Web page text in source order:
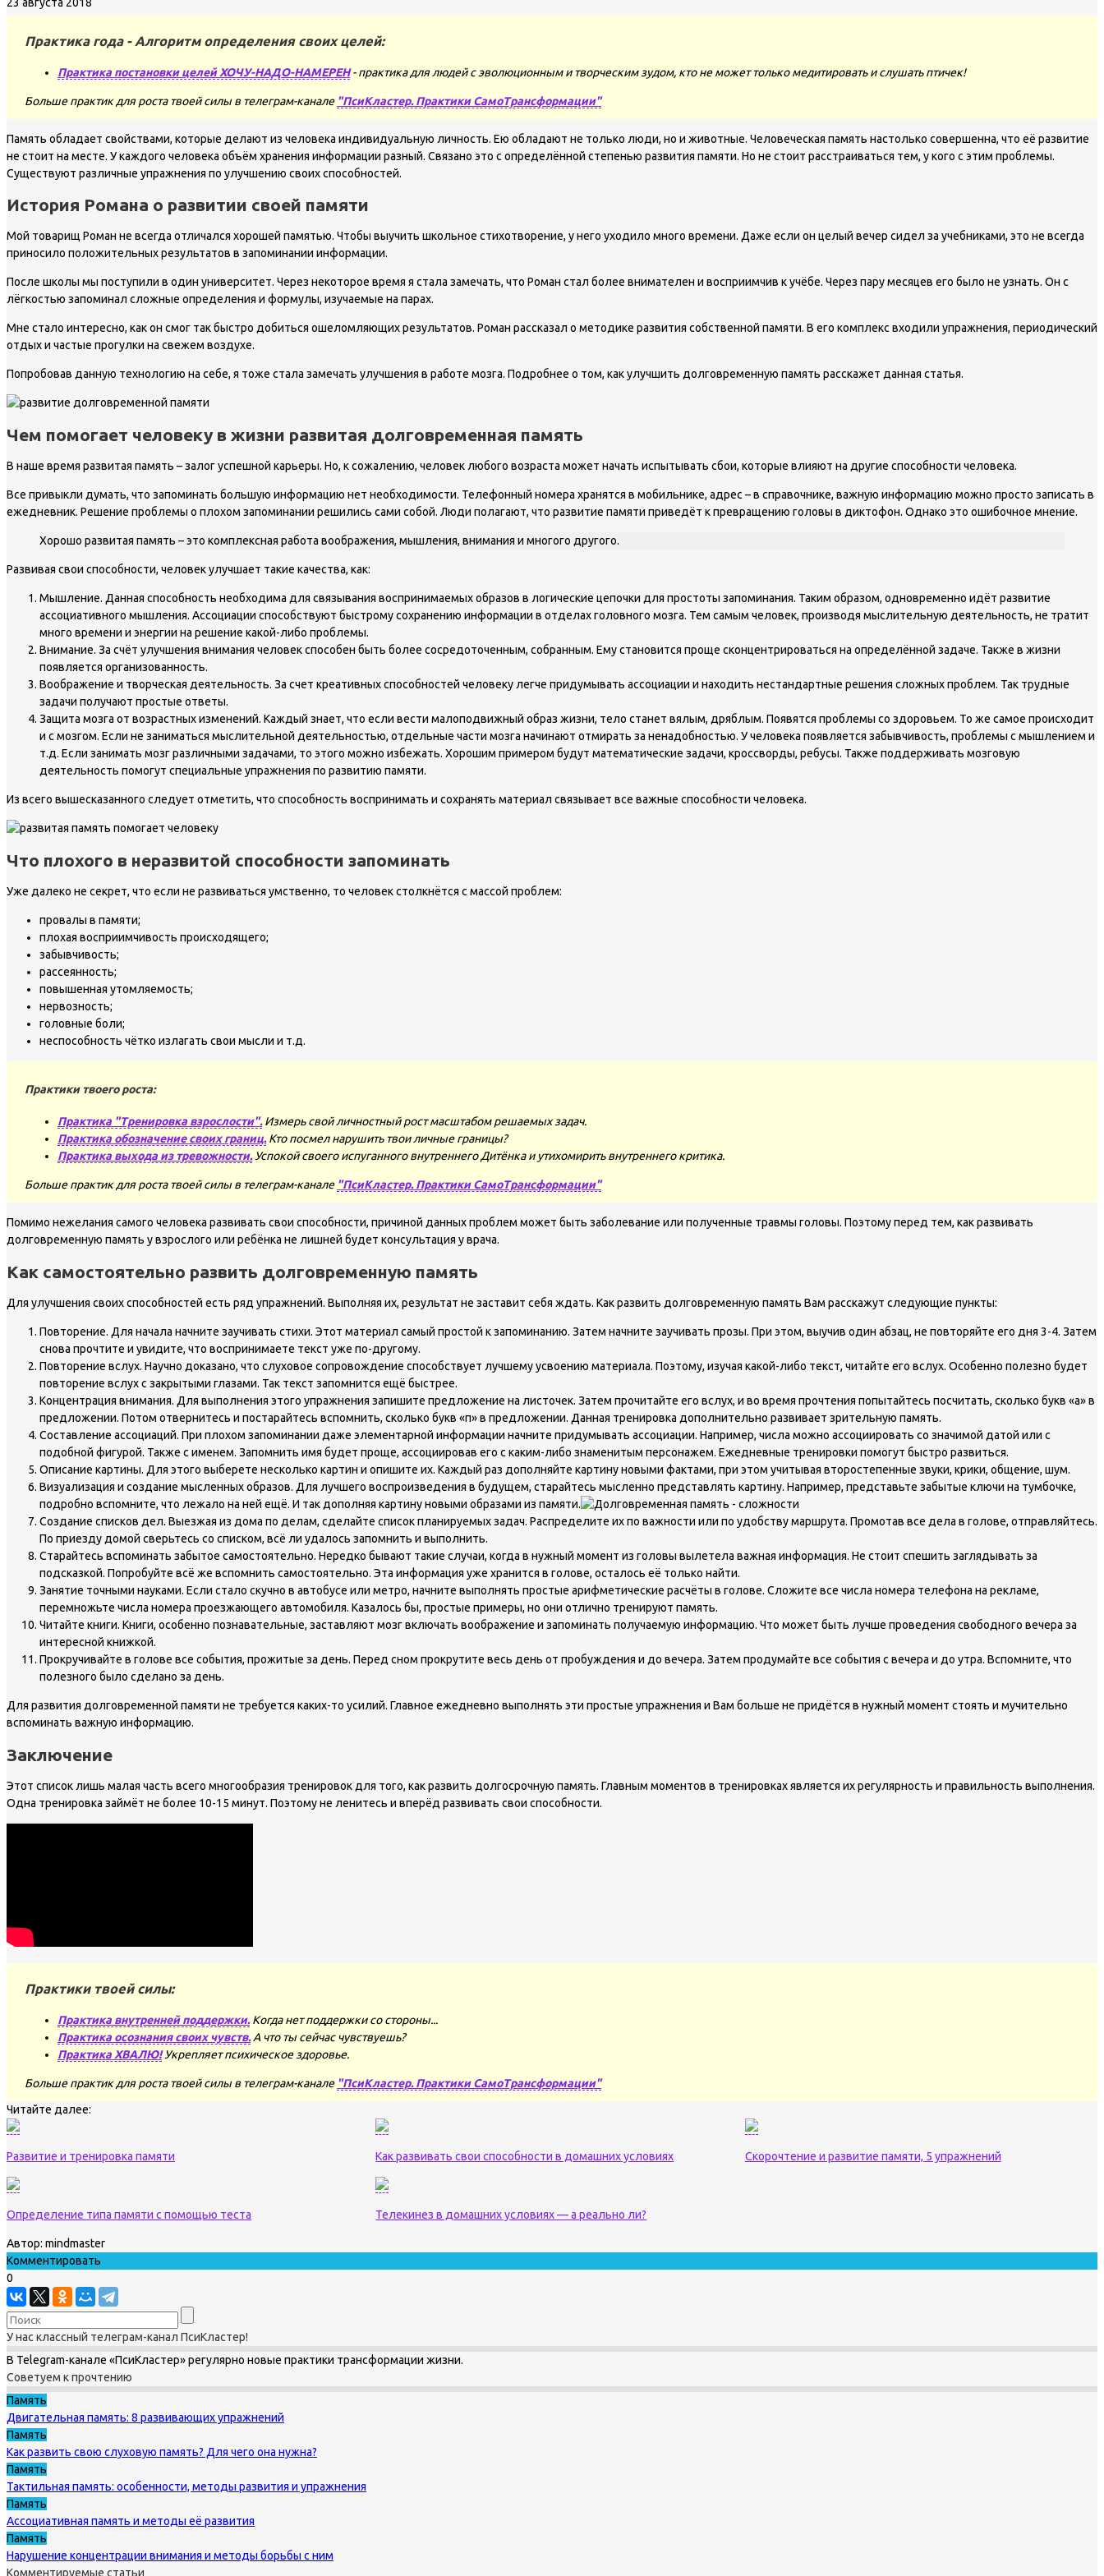
Практика года - Алгоритм определения своих целей:
Практика постановки целей ХОЧУ-НАДО-НАМЕРЕН- практика для людей с эволюционным и творческим зудом, кто не может только медитировать и слушать птичек!
Больше практик для роста твоей силы в телеграм-канале "ПсиКластер. Практики СамоТрансформации"
Память обладает свойствами, которые делают из человека индивидуальную личность. Ею обладают не только люди, но и животные. Человеческая память настолько совершенна, что её развитие
не стоит на месте. У каждого человека объём хранения информации разный. Связано это с определённой степенью развития памяти. Но не стоит расстраиваться тем, у кого с этим проблемы.
Существуют различные упражнения по улучшению своих способностей.
История Романа о развитии своей памяти
Мой товарищ Роман не всегда отличался хорошей памятью. Чтобы выучить школьное стихотворение, у него уходило много времени. Даже если он целый вечер сидел за учебниками, это не всегда
приносило положительных результатов в запоминании информации.
После школы мы поступили в один университет. Через некоторое время я стала замечать, что Роман стал более внимателен и восприимчив к учёбе. Через пару месяцев его было не узнать. Он с
лёгкостью запоминал сложные определения и формулы, изучаемые на парах.
Мне стало интересно, как он смог так быстро добиться ошеломляющих результатов. Роман рассказал о методике развития собственной памяти. В его комплекс входили упражнения, периодический
отдых и частые прогулки на свежем воздухе.
Попробовав данную технологию на себе, я тоже стала замечать улучшения в работе мозга. Подробнее о том, как улучшить долговременную память расскажет данная статья.
Чем помогает человеку в жизни развитая долговременная память
В наше время развитая память – залог успешной карьеры. Но, к сожалению, человек любого возраста может начать испытывать сбои, которые влияют на другие способности человека.
Все привыкли думать, что запоминать большую информацию нет необходимости. Телефонный номера хранятся в мобильнике, адрес – в справочнике, важную информацию можно просто записать в
ежедневник. Решение проблемы о плохом запоминании решились сами собой. Люди полагают, что развитие памяти приведёт к превращению головы в диктофон. Однако это ошибочное мнение.
Хорошо развитая память – это комплексная работа воображения, мышления, внимания и многого другого.
Развивая свои способности, человек улучшает такие качества, как:
Мышление. Данная способность необходима для связывания воспринимаемых образов в логические цепочки для простоты запоминания. Таким образом, одновременно идёт развитие
ассоциативного мышления. Ассоциации способствуют быстрому сохранению информации в отделах головного мозга. Тем самым человек, производя мыслительную деятельность, не тратит
много времени и энергии на решение какой-либо проблемы.
Внимание. За счёт улучшения внимания человек способен быть более сосредоточенным, собранным. Ему становится проще сконцентрироваться на определённой задаче. Также в жизни
появляется организованность.
Воображение и творческая деятельность. За счет креативных способностей человеку легче придумывать ассоциации и находить нестандартные решения сложных проблем. Так трудные
задачи получают простые ответы.
Защита мозга от возрастных изменений. Каждый знает, что если вести малоподвижный образ жизни, тело станет вялым, дряблым. Появятся проблемы со здоровьем. То же самое происходит
и с мозгом. Если не заниматься мыслительной деятельностью, отдельные части мозга начинают отмирать за ненадобностью. У человека появляется забывчивость, проблемы с мышлением и
т.д. Если занимать мозг различными задачами, то этого можно избежать. Хорошим примером будут математические задачи, кроссворды, ребусы. Также поддерживать мозговую
деятельность помогут специальные упражнения по развитию памяти.
Из всего вышесказанного следует отметить, что способность воспринимать и сохранять материал связывает все важные способности человека.
Что плохого в неразвитой способности запоминать
Уже далеко не секрет, что если не развиваться умственно, то человек столкнётся с массой проблем:
провалы в памяти;
плохая восприимчивость происходящего;
забывчивость;
рассеянность;
повышенная утомляемость;
нервозность;
головные боли;
неспособность чётко излагать свои мысли и т.д.
Практики твоего роста:
Практика "Тренировка взрослости".Измерь свой личностный рост масштабом решаемых задач.
Практика обозначение своих границ.Кто посмел нарушить твои личные границы?
Практика выхода из тревожности.Успокой своего испуганного внутреннего Дитёнка и утихомирить внутреннего критика.
Больше практик для роста твоей силы в телеграм-канале "ПсиКластер. Практики СамоТрансформации"
Помимо нежелания самого человека развивать свои способности, причиной данных проблем может быть заболевание или полученные травмы головы. Поэтому перед тем, как развивать
долговременную память у взрослого или ребёнка не лишней будет консультация у врача.
Как самостоятельно развить долговременную память
Для улучшения своих способностей есть ряд упражнений. Выполняя их, результат не заставит себя ждать. Как развить долговременную память Вам расскажут следующие пункты:
Повторение. Для начала начните заучивать стихи. Этот материал самый простой к запоминанию. Затем начните заучивать прозы. При этом, выучив один абзац, не повторяйте его дня 3-4. Затем
снова прочтите и увидите, что воспринимаете текст уже по-другому.
Повторение вслух. Научно доказано, что слуховое сопровождение способствует лучшему усвоению материала. Поэтому, изучая какой-либо текст, читайте его вслух. Особенно полезно будет
повторение вслух с закрытыми глазами. Так текст запомнится ещё быстрее.
Концентрация внимания. Для выполнения этого упражнения запишите предложение на листочек. Затем прочитайте его вслух, и во время прочтения попытайтесь посчитать, сколько букв «а» в
предложении. Потом отвернитесь и постарайтесь вспомнить, сколько букв «п» в предложении. Данная тренировка дополнительно развивает зрительную память.
Составление ассоциаций. При плохом запоминании даже элементарной информации начните придумывать ассоциации. Например, числа можно ассоциировать со значимой датой или с
подобной фигурой. Также с именем. Запомнить имя будет проще, ассоциировав его с каким-либо знаменитым персонажем. Ежедневные тренировки помогут быстро развиться.
Описание картины. Для этого выберете несколько картин и опишите их. Каждый раз дополняйте картину новыми фактами, при этом учитывая второстепенные звуки, крики, общение, шум.
Визуализация и создание мысленных образов. Для лучшего воспроизведения в будущем, старайтесь мысленно представлять картину. Например, представьте забытые ключи на тумбочке,
подробно вспомните, что лежало на ней ещё. И так дополняя картину новыми образами из памяти.
Создание списков дел. Выезжая из дома по делам, сделайте список планируемых задач. Распределите их по важности или по удобству маршрута. Промотав все дела в голове, отправляйтесь.
По приезду домой сверьтесь со списком, всё ли удалось запомнить и выполнить.
Старайтесь вспоминать забытое самостоятельно. Нередко бывают такие случаи, когда в нужный момент из головы вылетела важная информация. Не стоит спешить заглядывать за
подсказкой. Попробуйте всё же вспомнить самостоятельно. Эта информация уже хранится в голове, осталось её только найти.
Занятие точными науками. Если стало скучно в автобусе или метро, начните выполнять простые арифметические расчёты в голове. Сложите все числа номера телефона на рекламе,
перемножьте числа номера проезжающего автомобиля. Казалось бы, простые примеры, но они отлично тренируют память.
Читайте книги. Книги, особенно познавательные, заставляют мозг включать воображение и запоминать получаемую информацию. Что может быть лучше проведения свободного вечера за
интересной книжкой.
Прокручивайте в голове все события, прожитые за день. Перед сном прокрутите весь день от пробуждения и до вечера. Затем продумайте все события с вечера и до утра. Вспомните, что
полезного было сделано за день.
Для развития долговременной памяти не требуется каких-то усилий. Главное ежедневно выполнять эти простые упражнения и Вам больше не придётся в нужный момент стоять и мучительно
вспоминать важную информацию.
Заключение
Этот список лишь малая часть всего многообразия тренировок для того, как развить долгосрочную память. Главным моментов в тренировках является их регулярность и правильность выполнения.
Одна тренировка займёт не более 10-15 минут. Поэтому не ленитесь и вперёд развивать свои способности.
Практики твоей силы:
Практика внутренней поддержки.Когда нет поддержки со стороны...
Практика осознания своих чувств.А что ты сейчас чувствуешь?
Практика ХВАЛЮ! Укрепляет психическое здоровье.
Больше практик для роста твоей силы в телеграм-канале "ПсиКластер. Практики СамоТрансформации"
Читайте далее:
Развитие и тренировка памяти Как развивать свои способности в домашних условиях Скорочтение и развитие памяти, 5 упражнений
Определение типа памяти с помощью теста Телекинез в домашних условиях — а реально ли?
Автор: mindmaster
Комментировать
0
У нас классный телеграм-канал ПсиКластер!
В Telegram-канале «ПсиКластер» регулярно новые практики трансформации жизни.
Советуем к прочтению
Память
Двигательная память: 8 развивающих упражнений
Память
Как развить свою слуховую память? Для чего она нужна?
Память
Тактильная память: особенности, методы развития и упражнения
Память
Ассоциативная память и методы её развития
Память
Нарушение концентрации внимания и методы борьбы с ним
Комментируемые статьи